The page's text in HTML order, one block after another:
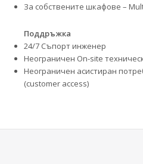
За собствените шкафове –
Поддръжка
24/7 Съпорт инженер
Неограничен On-site
Неограничен асистиран
(customer access)